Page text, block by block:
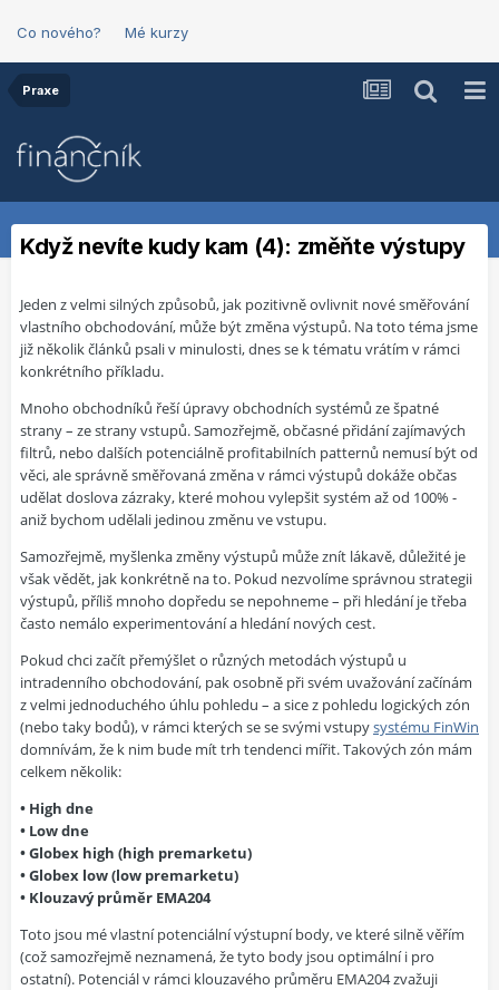
Co nového? Mé kurzy
Praxe
Když nevíte kudy kam (4): změňte výstupy
Jeden z velmi silných způsobů, jak pozitivně ovlivnit nové směřování
vlastního obchodování, může být změna výstupů. Na toto téma jsme
již několik článků psali v minulosti, dnes se k tématu vrátím v rámci
konkrétního příkladu.
Mnoho obchodníků řeší úpravy obchodních systémů ze špatné
strany – ze strany vstupů. Samozřejmě, občasné přidání zajímavých
filtrů, nebo dalších potenciálně profitabilních patternů nemusí být od
věci, ale správně směřovaná změna v rámci výstupů dokáže občas
udělat doslova zázraky, které mohou vylepšit systém až od 100% -
aniž bychom udělali jedinou změnu ve vstupu.
Samozřejmě, myšlenka změny výstupů může znít lákavě, důležité je
však vědět, jak konkrétně na to. Pokud nezvolíme správnou strategii
výstupů, příliš mnoho dopředu se nepohneme – při hledání je třeba
často nemálo experimentování a hledání nových cest.
Pokud chci začít přemýšlet o různých metodách výstupů u
intradenního obchodování, pak osobně při svém uvažování začínám
z velmi jednoduchého úhlu pohledu – a sice z pohledu logických zón
(nebo taky bodů), v rámci kterých se se svými vstupysystému FinWin
domnívám, že k nim bude mít trh tendenci mířit. Takových zón mám
celkem několik:
• High dne
• Low dne
• Globex high (high premarketu)
• Globex low (low premarketu)
• Klouzavý průměr EMA204
Toto jsou mé vlastní potenciální výstupní body, ve které silně věřím
(což samozřejmě neznamená, že tyto body jsou optimální i pro
ostatní). Potenciál v rámci klouzavého průměru EMA204 zvažuji